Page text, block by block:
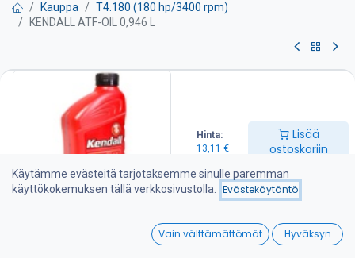
Hinta:
13,11 €
Lisää
ostoskoriin
Wishlist
Kauppa
T4.180 (180 hp/3400 rpm)
KENDALL ATF-OIL 0,946 L
KENDALL ATF-OIL 0,946 L
Kendall moottori- ja vaihteistoöljyt ovat parafiinirakenteisia
mineraaliöljyjä Pohjois-Amerikan öljyalueelta ja soveltuvat
erinomaisesti meridieselmoottoreihin valuvan talvisuojaus- ja
paksun voitelukalvo-ominaisuuksiensa takia. Öljyjen hyvistä
käyttö- ja kestävyysominaisuuksista kertoo myös niiden
laajamittainen käyttö ammattikoneissa kuten pyöräkuormaajissa
Parafiinipohjainen öljy antaa vahvan kulumisensuojan sekä
hapettumisen eston myös talviseisokin ajaksi. Technodrive TMC
Käytämme evästeitä tarjotaksemme sinulle paremman
käyttökokemuksen tällä verkkosivustolla.
Evästekäytäntö
Vain välttämättömät Hyväksyn